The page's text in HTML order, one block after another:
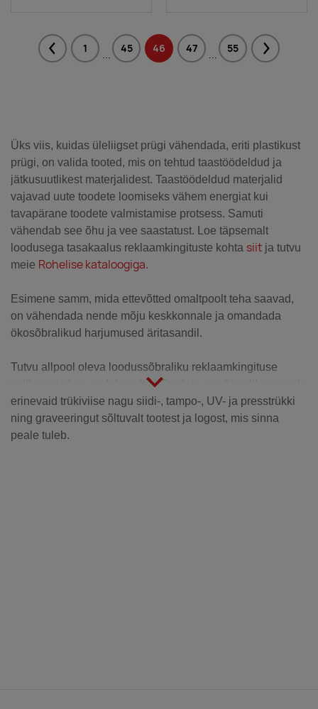
Previous
1 45 46 47 55 Next
Üks viis, kuidas üleliigset prügi vähendada, eriti plastikust
prügi, on valida tooted, mis on tehtud taastöödeldud ja
jätkusuutlikest materjalidest. Taastöödeldud materjalid
vajavad uute toodete loomiseks vähem energiat kui
tavapärane toodete valmistamise protsess. Samuti
vähendab see õhu ja vee saastatust. Loe täpsemalt
loodusega tasakaalus reklaamkingituste kohta siit ja tutvu
meie Rohelise kataloogiga.
Esimene samm, mida ettevõtted omaltpoolt teha saavad,
on vähendada nende mõju keskkonnale ja omandada
ökosõbralikud harjumused äritasandil.
Tutvu allpool oleva loodussõbraliku reklaamkingituse
valikuga ja leia endale sobiv! Toodete on võimalik teostada
erinevaid trükiviise nagu siidi-, tampo-, UV- ja presstrükki
ning graveeringut sõltuvalt tootest ja logost, mis sinna
peale tuleb.